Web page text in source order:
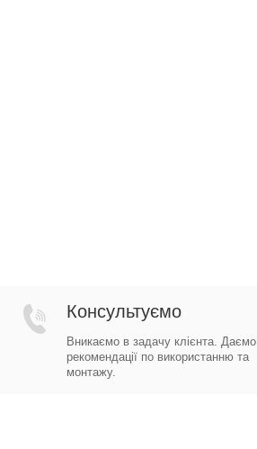
Консультуємо
Вникаємо в задачу клієнта. Даємо
рекомендації по використанню та
монтажу.